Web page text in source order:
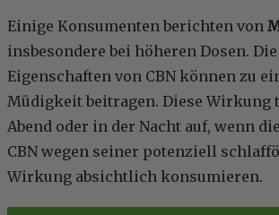
Einige Konsumenten berichten von
insbesondere bei höheren Dosen.
Eigenschaften von CBN können zu
Müdigkeit beitragen. Diese Wirkung
Abend oder in der Nacht auf, wenn
CBN wegen seiner potenziell
Wirkung absichtlich konsumieren.